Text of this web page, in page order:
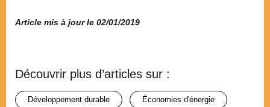
Article mis à jour le 02/01/2019
Découvrir plus d’articles sur :
développement durable économies d'énergie